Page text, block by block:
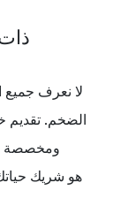
الضخم. تقديم
ومخصصة